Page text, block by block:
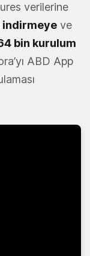
verilerine
indirmeye ve
bin kurulum
ABD App